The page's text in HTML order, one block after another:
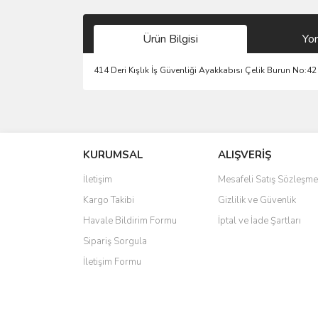
Ürün Bilgisi
414 Deri Kışlık İş Güvenliği Ayakkabısı Çelik Burun No:42
Ürün resmi kalitesiz, bozuk veya görüntülenemiyor.
Ürün açıklamasında eksik bilgiler bulunuyor.
Ürün bilgilerinde hatalar bulunuyor.
Ürün fiyatı diğer sitelerden daha pahalı.
Bu ürüne benzer farklı alternatifler olmalı.
KURUMSAL
İletişim
Kargo Takibi
Havale Bildirim Formu
Sipariş Sorgula
İletişim Formu
ALIŞVERİŞ
Mesafeli Satış
Gizlilik ve Güvenlik
İptal ve İade Şartları